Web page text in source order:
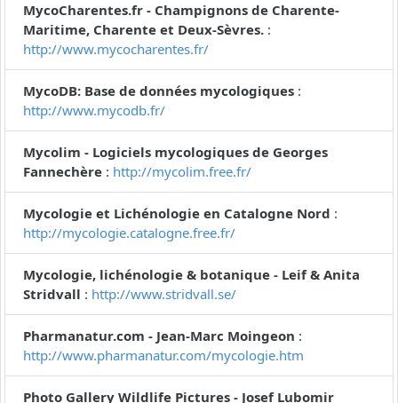
MycoCharentes.fr - Champignons de Charente-
Maritime, Charente et Deux-Sèvres. :
http://www.mycocharentes.fr/
MycoDB: Base de données mycologiques :
http://www.mycodb.fr/
Mycolim - Logiciels mycologiques de Georges
Fannechère : http://mycolim.free.fr/
Mycologie et Lichénologie en Catalogne Nord :
http://mycologie.catalogne.free.fr/
Mycologie, lichénologie & botanique - Leif & Anita
Stridvall : http://www.stridvall.se/
Pharmanatur.com - Jean-Marc Moingeon :
http://www.pharmanatur.com/mycologie.htm
Photo Gallery Wildlife Pictures - Josef Lubomir